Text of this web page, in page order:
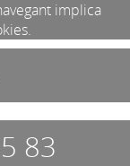
implica
83